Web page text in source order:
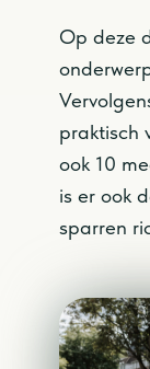
Op deze
praktisch
ook 10
is er ook
sparren